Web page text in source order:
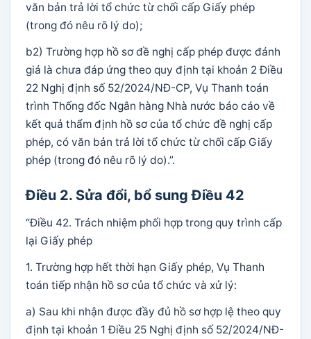
văn bản trả lời tổ chức từ chối cấp Giấy phép
(trong đó nêu rõ lý do);
b2) Trường hợp hồ sơ đề nghị cấp phép được đánh
giá là chưa đáp ứng theo quy định tại khoản 2 Điều
22 Nghị định số 52/2024/NĐ-CP, Vụ Thanh toán
trình Thống đốc Ngân hàng Nhà nước báo cáo về
kết quả thẩm định hồ sơ của tổ chức đề nghị cấp
phép, có văn bản trả lời tổ chức từ chối cấp Giấy
phép (trong đó nêu rõ lý do).”.
Điều 2. Sửa đổi, bổ sung Điều 42
“Điều 42. Trách nhiệm phối hợp trong quy trình cấp
lại Giấy phép
1. Trường hợp hết thời hạn Giấy phép, Vụ Thanh
toán tiếp nhận hồ sơ của tổ chức và xử lý:
a) Sau khi nhận được đầy đủ hồ sơ hợp lệ theo quy
định tại khoản 1 Điều 25 Nghị định số 52/2024/NĐ-